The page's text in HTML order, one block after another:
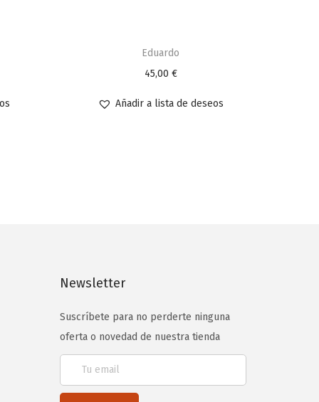
Eduardo
45,00 €
Añadir a lista de deseos
Newsletter
Suscríbete para no perderte ninguna
oferta o novedad de nuestra tienda